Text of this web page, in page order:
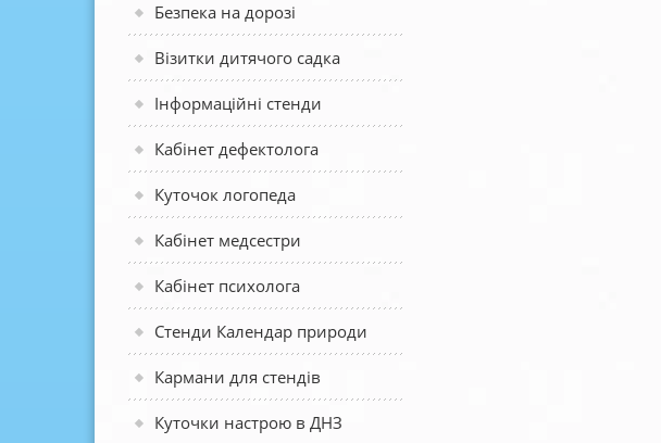
Безпека на дорозі
Візитки дитячого садка
Інформаційні стенди
Кабінет дефектолога
Куточок логопеда
Кабінет медсестри
Кабінет психолога
Стенди Календар природи
Кармани для стендів
Куточки настрою в ДНЗ